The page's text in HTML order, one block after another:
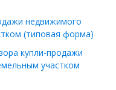
недвижимого
(типовая форма)
купли-продажи
участком